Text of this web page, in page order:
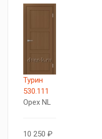
Турин
530.111
Орех NL
10 250 ₽